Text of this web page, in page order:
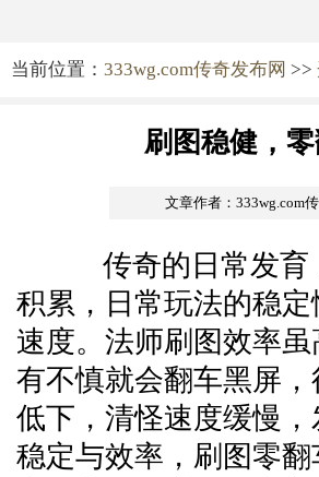
当前位置： 333wg.com传奇发布网 >>
刷图稳健，
文章作者：333wg.com
传奇的日常发育
积累，日常玩法的稳
速度。法师刷图效率
有不慎就会翻车黑屏
低下，清怪速度缓慢
稳定与效率，刷图零